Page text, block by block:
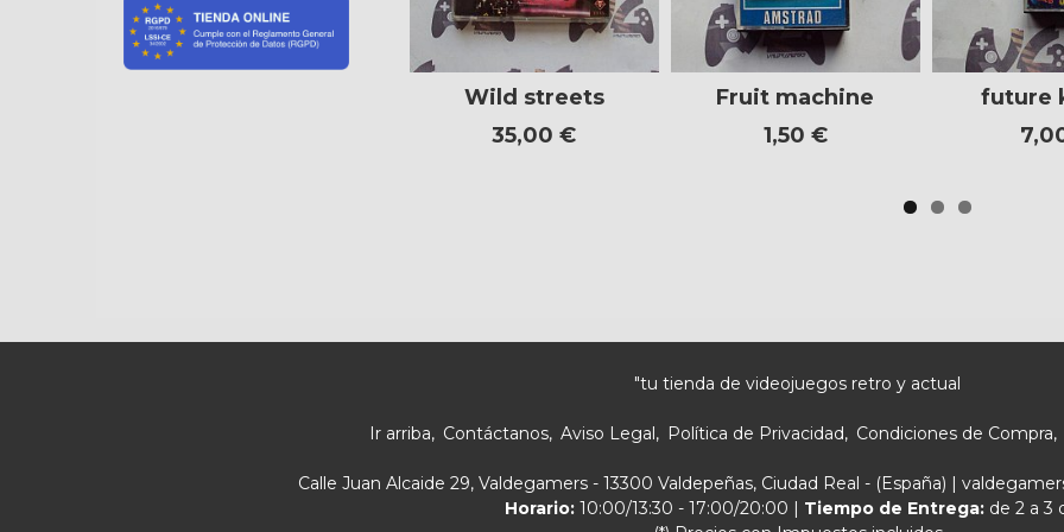
Wild streets
35,00 €
Fruit machine
1,50 €
future
"tu tienda de videojuegos retro y actual
Ir arriba Contáctanos Aviso Legal Política de Privacidad Condiciones de Compra
Calle Juan Alcaide 29, Valdegamers - 13300 Valdepeñas, Ciudad Real - (España) |
Horario:10:00/13:30 - 17:00/20:00 | Tiempo de Entrega: de 2 a 3